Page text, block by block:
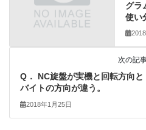
グラ
使い
次の記
Q． NC旋盤が実機と回転方向と
バイトの方向が違う。
2018年1月25日